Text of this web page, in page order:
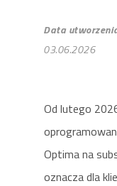
Data
03.06.2026
Od lutego
Optima na
oznacza dla